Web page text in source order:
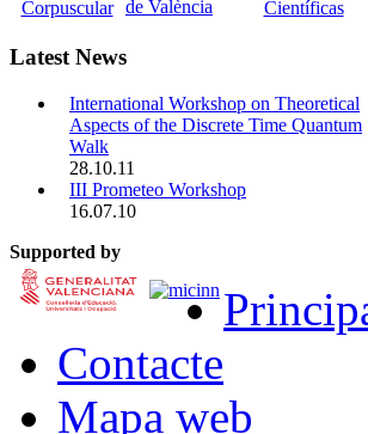
Latest News
International Workshop on Theoretical
Aspects of the Discrete Time Quantum
Walk
28.10.11
III Prometeo Workshop
16.07.10
Supported by
Contacte
Mapa web